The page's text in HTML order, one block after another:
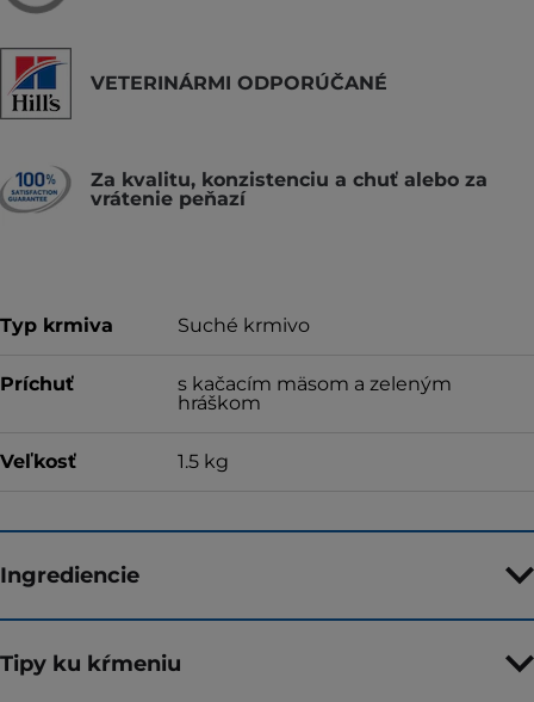
VETERINÁRMI ODPORÚČANÉ
Za kvalitu, konzistenciu a chuť alebo za
vrátenie peňazí
Typ krmiva Suché krmivo
Príchuť
s kačacím mäsom a zeleným
hráškom
Veľkosť 1.5 kg
Ingrediencie
Tipy ku kŕmeniu